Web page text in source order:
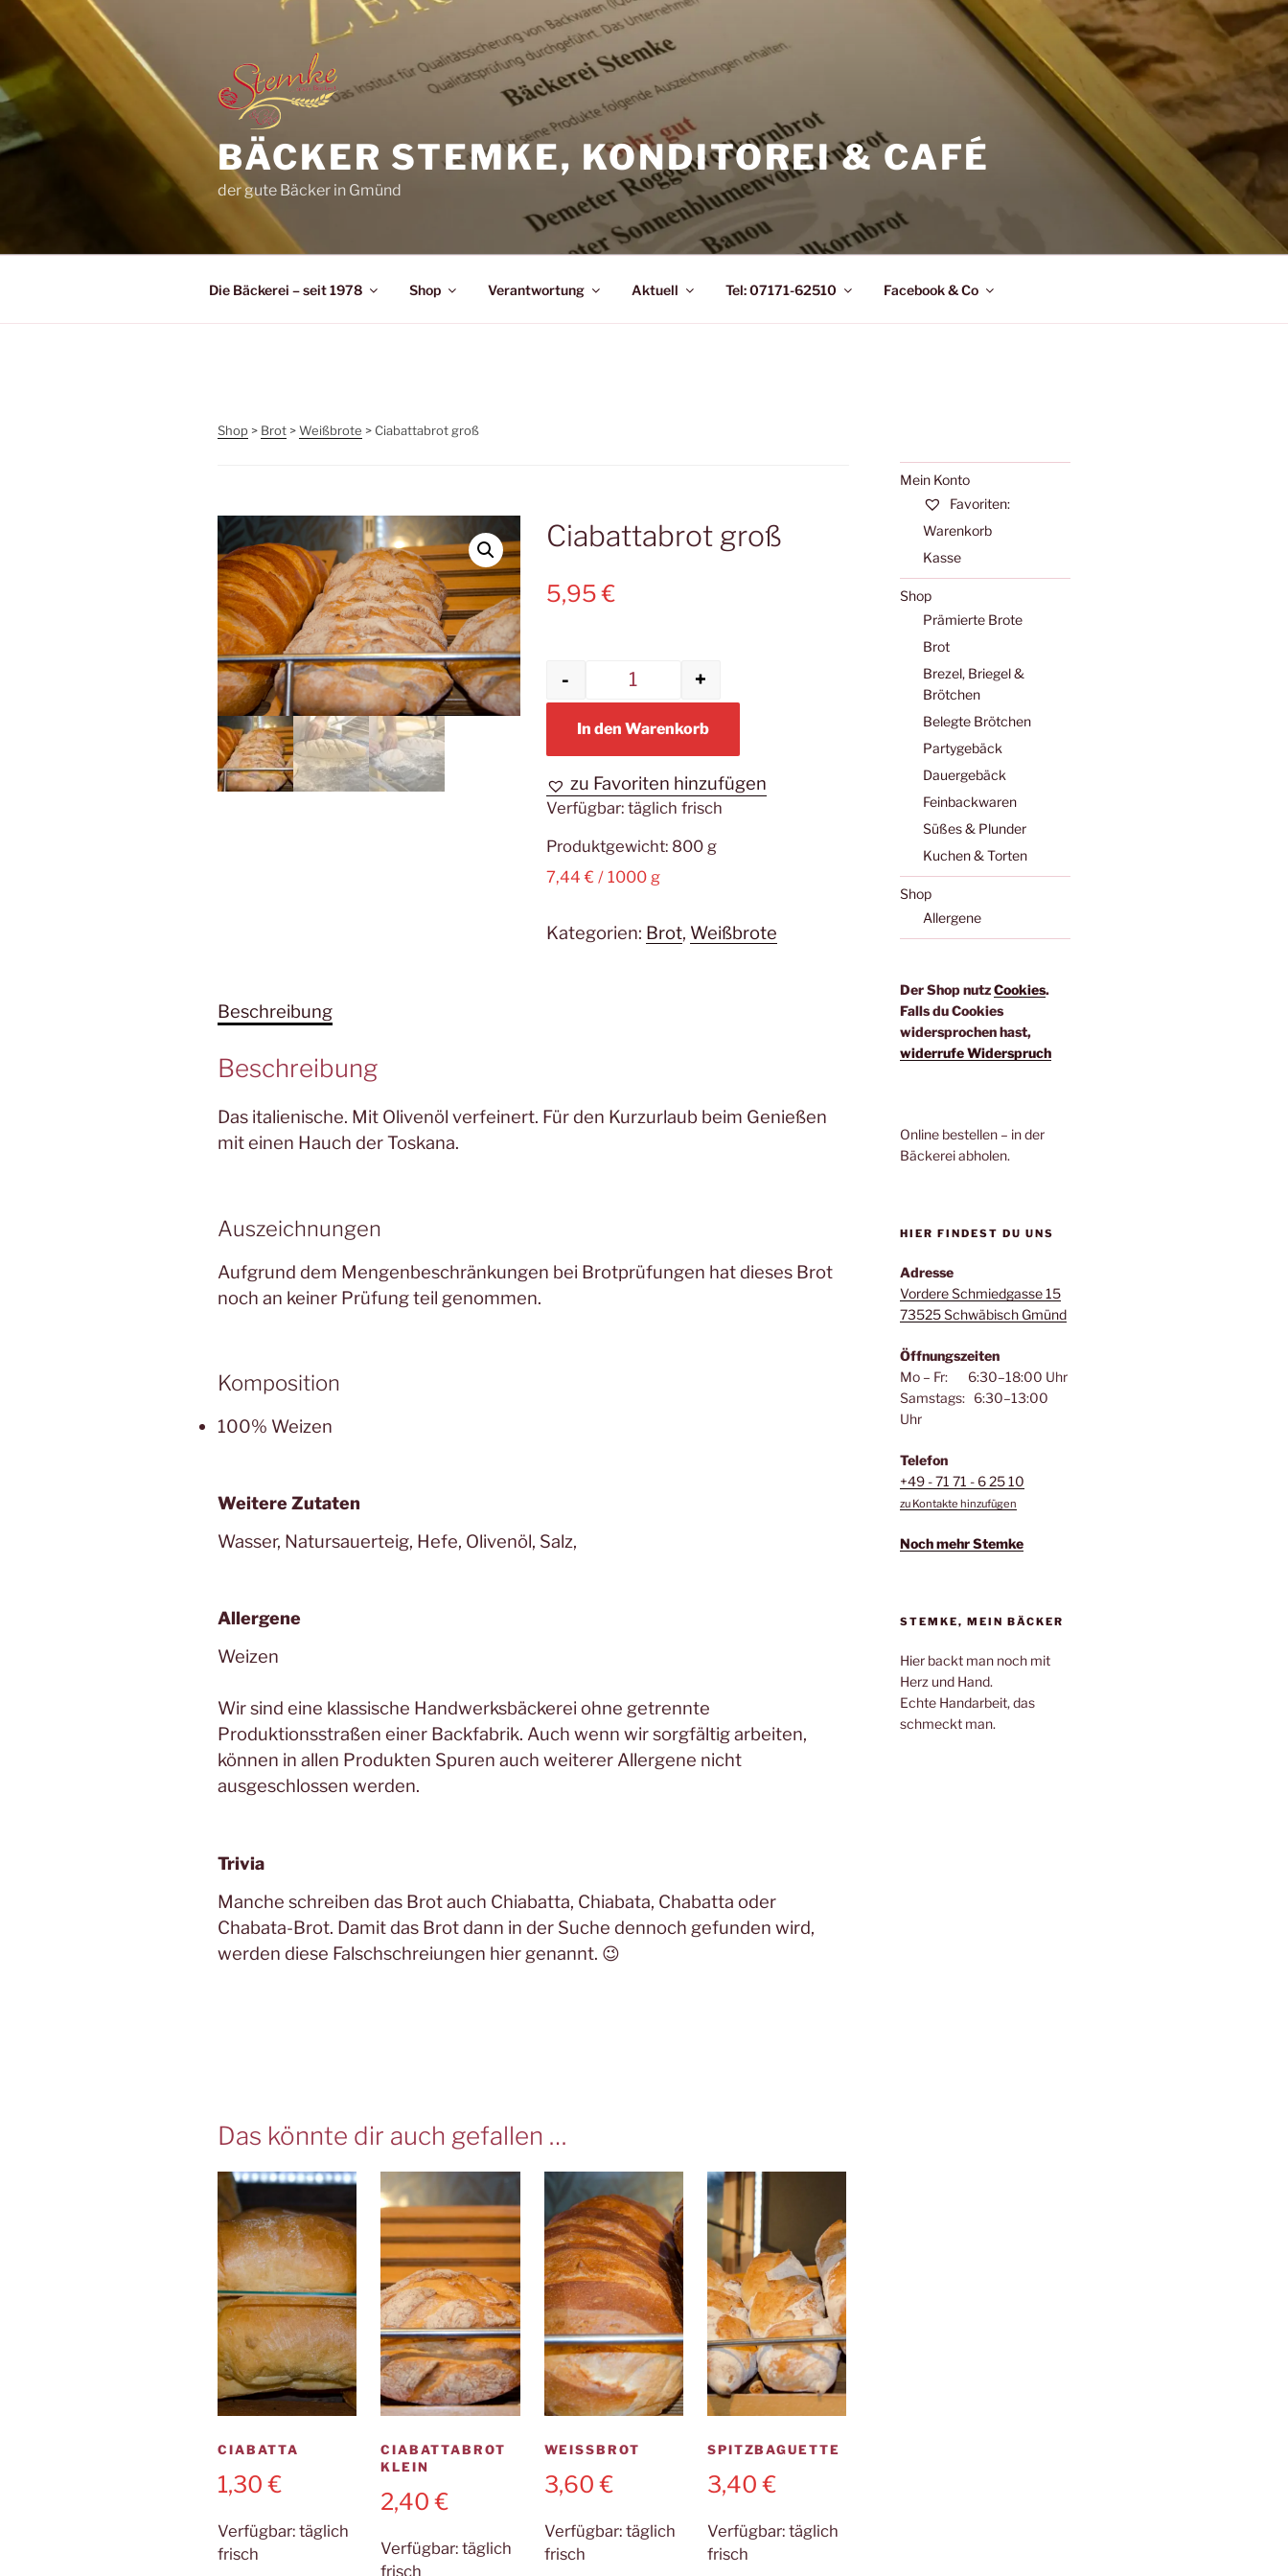
Zum
springen
BÄCKER STEMKE, KONDITOREI & CAFÉ
der gute Bäcker in Gmünd
Die Bäckerei – seit 1978 Shop Verantwortung Aktuell Tel: 07171-62510 Facebook & Co
Shop > Brot >Weißbrote > Ciabattabrot groß
Ciabattabrot groß
5,95€
Ciabattabrot groß Menge
- +
In den Warenkorb
zu Favoriten hinzufügen
Verfügbar: täglich frisch
Produktgewicht: 800 g
7,44€ / 1000 g
Kategorien: Brot, Weißbrote
Beschreibung
Beschreibung
Das italienische. Mit Olivenöl verfeinert. Für den Kurzurlaub beim Genießen
mit einen Hauch der Toskana.
Auszeichnungen
Aufgrund dem Mengenbeschränkungen bei Brotprüfungen hat dieses Brot
noch an keiner Prüfung teil genommen.
Komposition
100% Weizen
Weitere Zutaten
Wasser, Natursauerteig, Hefe, Olivenöl, Salz,
Allergene
Weizen
Wir sind eine klassische Handwerksbäckerei ohne getrennte
Produktionsstraßen einer Backfabrik. Auch wenn wir sorgfältig arbeiten,
können in allen Produkten Spuren auch weiterer Allergene nicht
ausgeschlossen werden.
Trivia
Manche schreiben das Brot auch Chiabatta, Chiabata, Chabatta oder
Chabata-Brot. Damit das Brot dann in der Suche dennoch gefunden wird,
werden diese Falschschreiungen hier genannt. 😉
Das könnte dir auch gefallen …
CIABATTA
1,30€
Verfügbar:täglich
frisch
CIABATTABROT
KLEIN
2,40€
Verfügbar:täglich
frisch
WEISSBROT
3,60€
Verfügbar: täglich
frisch
SPITZBAGUETTE
3,40€
Verfügbar: täglich
frisch
Mein Konto
Favoriten:
Warenkorb
Kasse
Shop
Prämierte Brote
Brot
Brezel, Briegel &
Brötchen
Belegte Brötchen
Partygebäck
Dauergebäck
Feinbackwaren
Süßes & Plunder
Kuchen & Torten
Shop
Allergene
Der Shop nutzCookies.
Falls du Cookies
widersprochen hast,
widerrufe Widerspruch
Online bestellen – in der
Bäckerei abholen.
HIER FINDEST DU UNS
Adresse
Vordere Schmiedgasse 15
73525 Schwäbisch Gmünd
Öffnungszeiten
Mo – Fr: 6:30–18:00 Uhr
Samstags: 6:30–13:00
Uhr
Telefon
+49 - 71 71 - 6 25 10
zu Kontakte hinzufügen
Noch mehr Stemke
STEMKE, MEIN BÄCKER
Hier backt man noch mit
Herz und Hand.
Echte Handarbeit, das
schmeckt man.